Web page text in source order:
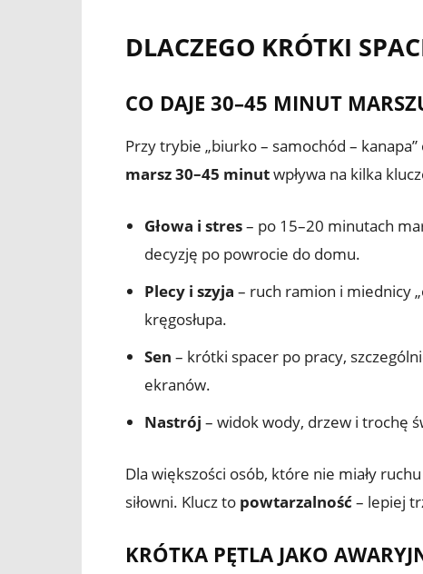
DLACZEGO KRÓTKI
CO DAJE 30–45 MINUT
Przy trybie „biurko – samochód –
marsz 30–45 minutwpływa na kilka
Głowa i stres– po 15–20 minutach
decyzję po powrocie do domu.
Plecy i szyja – ruch ramion i miednicy
kręgosłupa.
Sen – krótki spacer po pracy,
ekranów.
Nastrój – widok wody, drzew i trochę
Dla większości osób, które nie miały
siłowni. Klucz to powtarzalność– lepiej
KRÓTKA PĘTLA JAKO